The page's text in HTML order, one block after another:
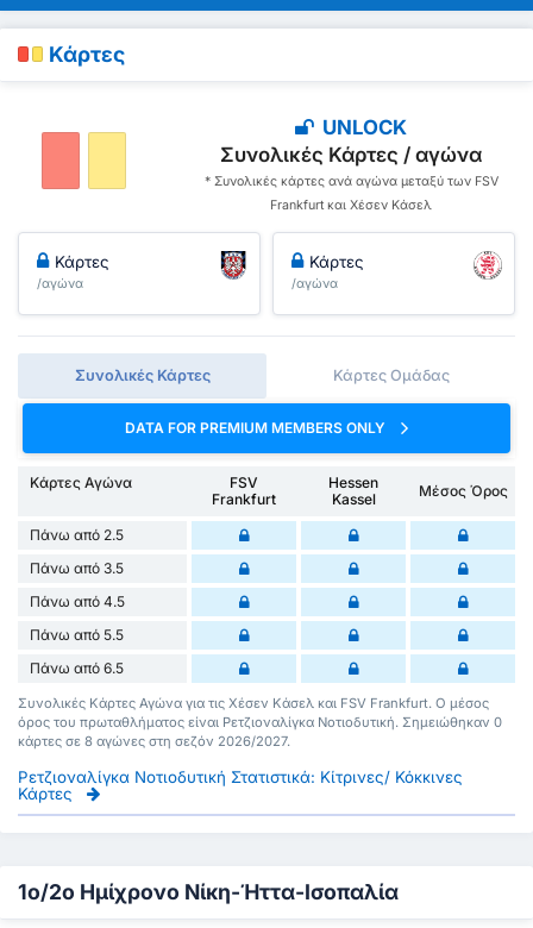
Κάρτες
UNLOCK
Συνολικές Κάρτες / αγώνα
* Συνολικές κάρτες ανά αγώνα μεταξύ των FSV
Frankfurt και Χέσεν Κάσελ
Κάρτες
/αγώνα
Κάρτες
/αγώνα
Συνολικές Κάρτες Κάρτες Ομάδας
DATA FOR PREMIUM MEMBERS ONLY
Κάρτες Αγώνα
FSV
Frankfurt
Hessen
Kassel
Μέσος Όρος
Πάνω από 2.5
Πάνω από 3.5
Πάνω από 4.5
Πάνω από 5.5
Πάνω από 6.5
Συνολικές Κάρτες Αγώνα για τις Χέσεν Κάσελ και FSV Frankfurt. Ο μέσος
όρος του πρωταθλήματος είναι Ρετζιοναλίγκα Νοτιοδυτική. Σημειώθηκαν 0
κάρτες σε 8 αγώνες στη σεζόν 2026/2027.
Ρετζιοναλίγκα Νοτιοδυτική Στατιστικά: Κίτρινες/ Κόκκινες
Κάρτες
1ο/2ο Ημίχρονο Νίκη-Ήττα-Ισοπαλία